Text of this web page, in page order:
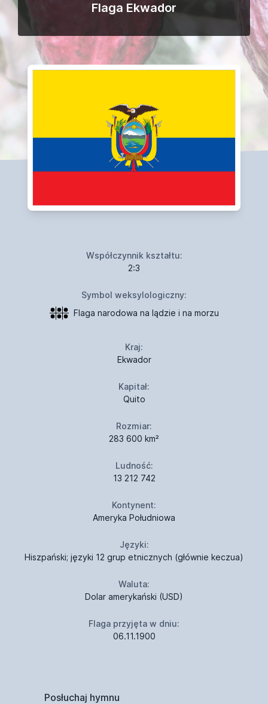
Flaga Ekwador
Współczynnik kształtu:
2:3
Symbol weksylologiczny:
Flaga narodowa na lądzie i na morzu
Kraj:
Ekwador
Kapitał:
Quito
Rozmiar:
283 600 km²
Ludność:
13 212 742
Kontynent:
Ameryka Południowa
Języki:
Hiszpański; języki 12 grup etnicznych (głównie keczua)
Waluta:
Dolar amerykański (USD)
Flaga przyjęta w dniu:
06.11.1900
Posłuchaj hymnu